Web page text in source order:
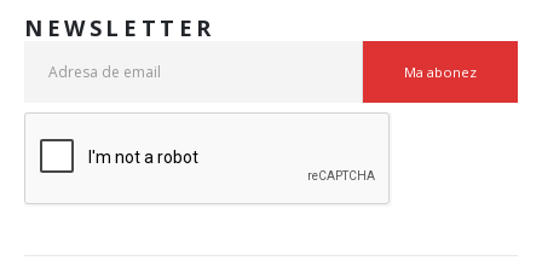
NEWSLETTER